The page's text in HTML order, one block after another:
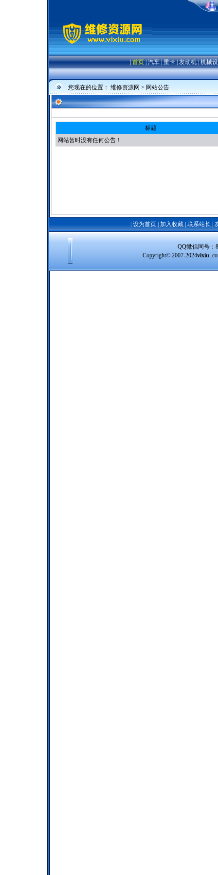
|首页|汽车|重卡|发动机|机械
您现在的位置： 维修资源网 > 网站公告
标题
网站暂时没有任何公告！
设为首页| 加入收藏| 联系站长
QQ微信同号：
Copyright© 2007-2024vixiu